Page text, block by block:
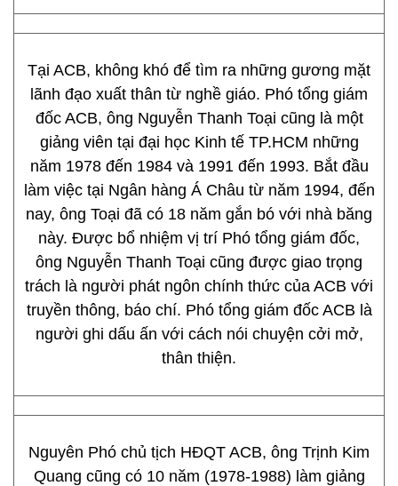
Tại ACB, không khó để tìm ra những gương mặt
lãnh đạo xuất thân từ nghề giáo. Phó tổng giám
đốc ACB, ông Nguyễn Thanh Toại cũng là một
giảng viên tại đại học Kinh tế TP.HCM những
năm 1978 đến 1984 và 1991 đến 1993. Bắt đầu
làm việc tại Ngân hàng Á Châu từ năm 1994, đến
nay, ông Toại đã có 18 năm gắn bó với nhà băng
này. Được bổ nhiệm vị trí Phó tổng giám đốc,
ông Nguyễn Thanh Toại cũng được giao trọng
trách là người phát ngôn chính thức của ACB với
truyền thông, báo chí. Phó tổng giám đốc ACB là
người ghi dấu ấn với cách nói chuyện cởi mở,
thân thiện.
Nguyên Phó chủ tịch HĐQT ACB, ông Trịnh Kim
Quang cũng có 10 năm (1978-1988) làm giảng